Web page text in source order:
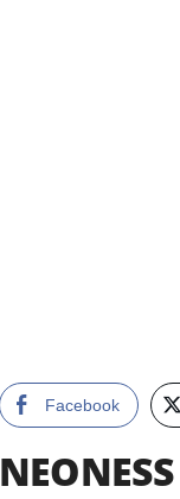
Facebook